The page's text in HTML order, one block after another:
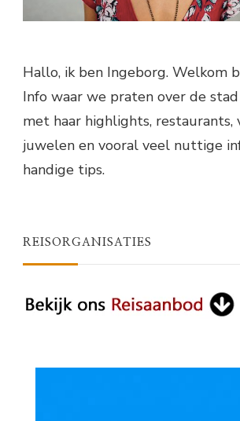
Hallo, ik ben Ingeborg. Welkom
Info waar we praten over de
met haar highlights, restaurants,
juwelen en vooral veel nuttige
handige tips.
REISORGANISATIES